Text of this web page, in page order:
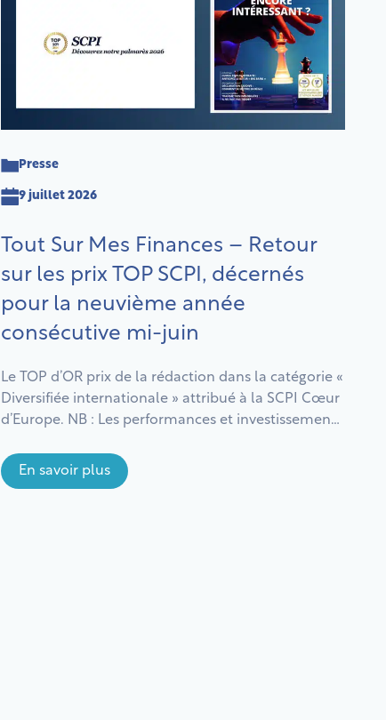
Presse
9 juillet 2026
Tout Sur Mes Finances – Retour
sur les prix TOP SCPI, décernés
pour la neuvième année
consécutive mi-juin
Le TOP d’OR prix de la rédaction dans la catégorie «
Diversifiée internationale » attribué à la SCPI Cœur
d’Europe. NB : Les performances et investissements
investissements futurs. Comme tout
investissement, investir dans une SCPI comporte
En savoir plus